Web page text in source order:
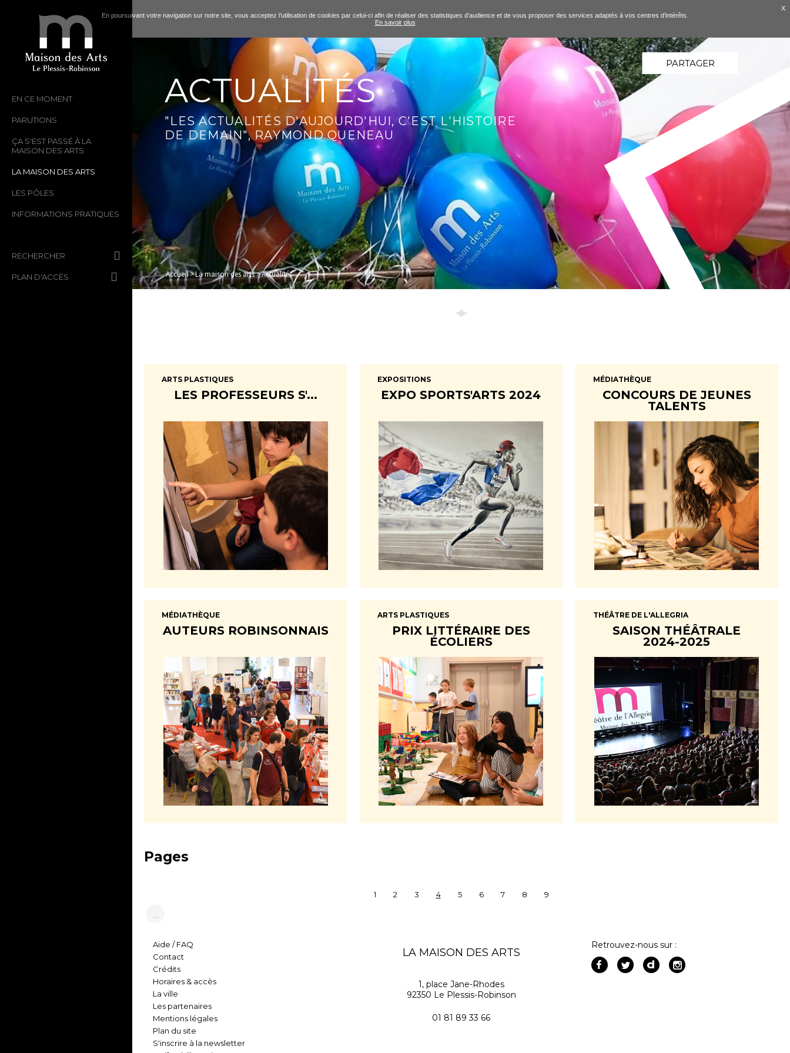
En poursuivant votre navigation sur notre site, vous acceptez l’utilisation de cookies par celui-ci afin de réaliser des statistiques d’audience et de vous proposer des services adaptés à vos centres d’intérêts.
En savoir plus
X
EN CE MOMENT
PARUTIONS
ÇA S'EST PASSÉ À LA
MAISON DES ARTS
LA MAISON DES ARTS
LES PÔLES
INFORMATIONS PRATIQUES
RECHERCHER
PLAN D'ACCÈS
ACTUALITÉS
"LES ACTUALITÉS D'AUJOURD'HUI, C'EST L'HISTOIRE
DE DEMAIN", RAYMOND QUENEAU
PARTAGER
Accueil>La maison des arts>Actualités
ARTS PLASTIQUES
LES PROFESSEURS S'...
EXPOSITIONS
EXPO SPORTS'ARTS 2024
MÉDIATHÈQUE
CONCOURS DE JEUNES
TALENTS
MÉDIATHÈQUE
AUTEURS ROBINSONNAIS
ARTS PLASTIQUES
PRIX LITTÉRAIRE DES
ÉCOLIERS
THÉÂTRE DE L'ALLEGRIA
SAISON THÉÂTRALE
2024-2025
Pages
1 2 3 4 5 6 7 8 9
Retrouvez-nous sur :
LA MAISON DES ARTS
1, place Jane-Rhodes
92350 Le Plessis-Robinson
01 81 89 33 66
Aide / FAQ
Contact
Crédits
Horaires & accès
La ville
Les partenaires
Mentions légales
Plan du site
S'inscrire à la newsletter